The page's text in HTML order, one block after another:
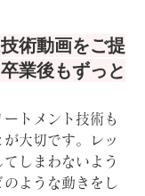
術動画をご提
業後もずっと
トメント技術も
大切です。レッ
しまわないよう
ような動きをし